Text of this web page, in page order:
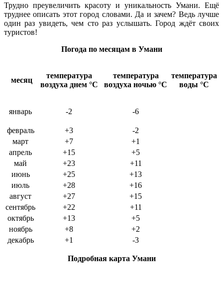
Трудно преувеличить красоту и уникальность Умани. Ещё
труднее описать этот город словами. Да и зачем? Ведь лучше
один раз увидеть, чем сто раз услышать. Город ждёт своих
туристов!
Погода по месяцам в Умани
месяц
температура
воздуха днем °C
температура
воздуха ночью °C
температура
воды °C
январь -2 -6
февраль +3
-2
март
+7
+1
апрель
+15
+5
май
+23
+11
июнь
+25
+13
июль
+28
+16
август
+27
+15
сентябрь
+22
+11
октябрь
+13
+5
ноябрь
+8
+2
декабрь
+1 -3
Подробная карта Умани